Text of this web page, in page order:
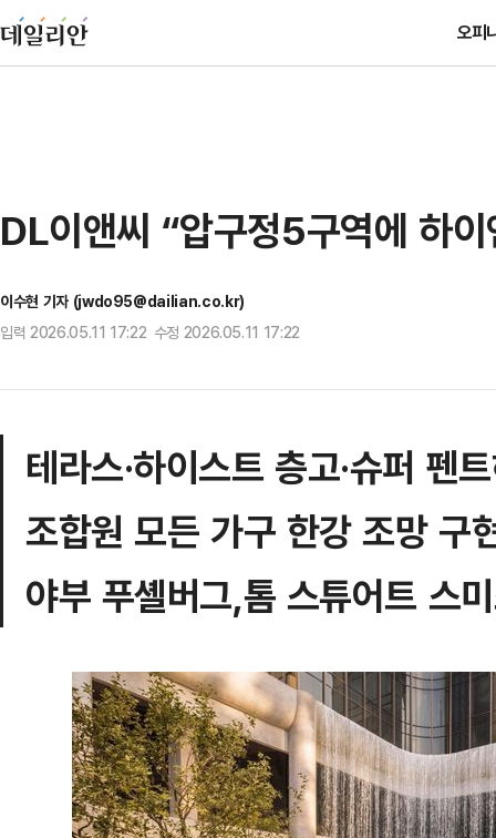
오피
DL이앤씨 “압구정5구역에 하
이수현 기자 (jwdo95@dailian.co.kr)
입력 2026.05.11 17:22 수정 2026.05.11 17:22
테라스·하이스트 층고·슈퍼 펜
조합원 모든 가구 한강 조망 구
야부 푸셸버그,톰 스튜어트 스